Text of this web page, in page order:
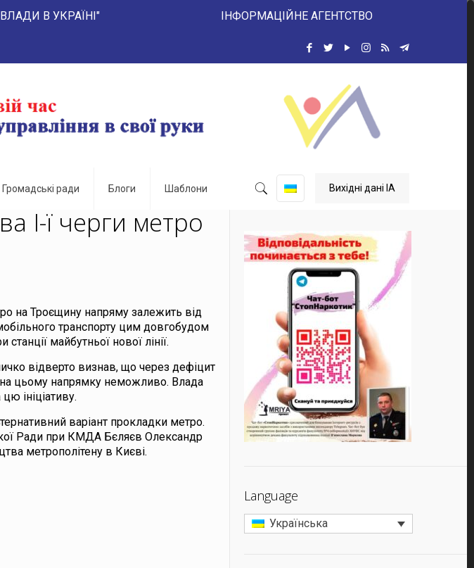
В УКРАЇНІ" ІНФОРМАЦІЙНЕ АГЕНТСТВО
Громадські ради Блоги Шаблони Вихідні дані ІА
І-ї черги метро
на Троєщину напряму залежить від
транспорту цим довгобудом
майбутньої нової лінії.
відверто визнав, що через дефіцит
на цьому напрямку неможливо. Влада
ініціативу.
варіант прокладки метро.
Ради при КМДА Бєляєв Олександр
метрополітену в Києві.
Language
Українська